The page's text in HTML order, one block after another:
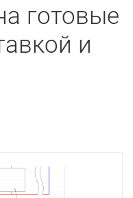
готовые
и